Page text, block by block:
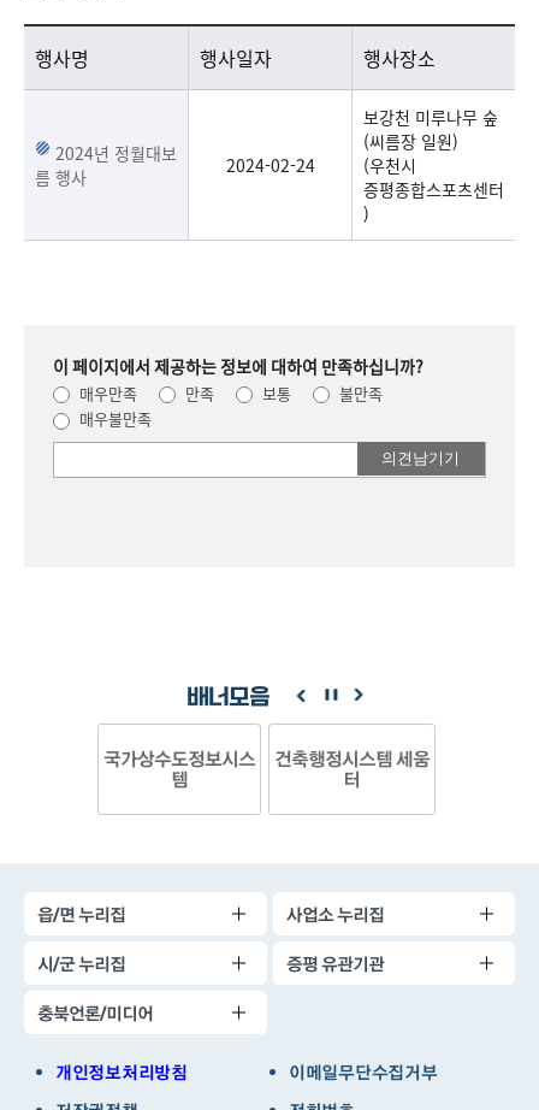
2월 행사 목록으로 행사명, 행사일자, 행사장소를 안내합니다.
행사명 행사일자 행사장소
2024년 정월대보
름 행사
2024-02-24
보강천 미루나무 숲
(씨름장 일원)
(우천시
증평종합스포츠센터
)
이 페이지에서 제공하는 정보에 대하여 만족하십니까?
매우만족 만족 보통
불만족
매우불만족
의견을
배너모음
국가상수도정보시스
템
건축행정시스템 세움
터
읍/면 누리집
사업소 누리집
시/군 누리집
증평 유관기관
충북언론/미디어
개인정보처리방침
이메일무단수집거부